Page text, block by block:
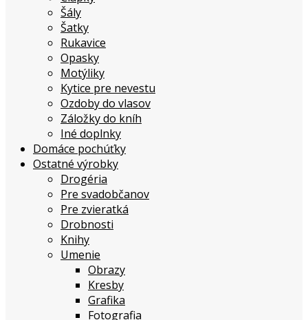
Šály
Šatky
Rukavice
Opasky
Motýliky
Kytice pre nevestu
Ozdoby do vlasov
Záložky do kníh
Iné doplnky
Domáce pochúťky
Ostatné výrobky
Drogéria
Pre svadobčanov
Pre zvieratká
Drobnosti
Knihy
Umenie
Obrazy
Kresby
Grafika
Fotografia